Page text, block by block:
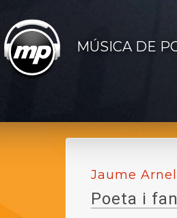
MÚSICA DE
Jaume
Poeta i